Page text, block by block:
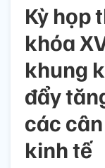
Kỳ họp
khóa
khung
đẩy
các
kinh tế